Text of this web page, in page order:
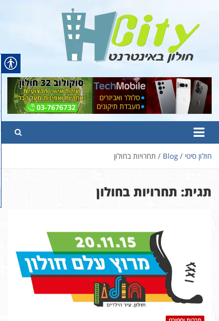
content
Hcity – חולון באינטרנט
פורטל החדשות והמידע של חולון
חולון סיטי Blog תחרויות בחולון
תגית: תחרויות בחולון